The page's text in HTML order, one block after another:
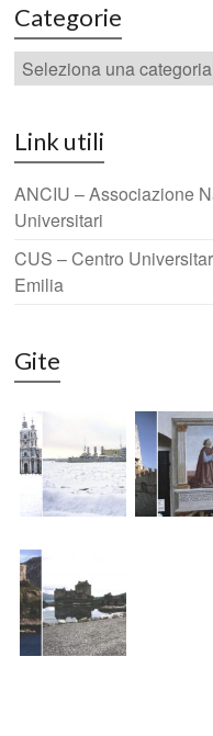
Categorie
Link utili
ANCIU – Associazione
Universitari
CUS – Centro
Emilia
Gite